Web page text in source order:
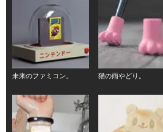
未来のファミコン。 猫の雨やどり。